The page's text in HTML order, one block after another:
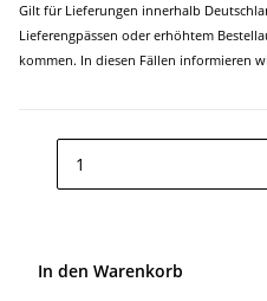
Gilt für Lieferungen innerhalb
Lieferengpässen oder erhöhtem
kommen. In diesen Fällen informieren
In den Warenkorb